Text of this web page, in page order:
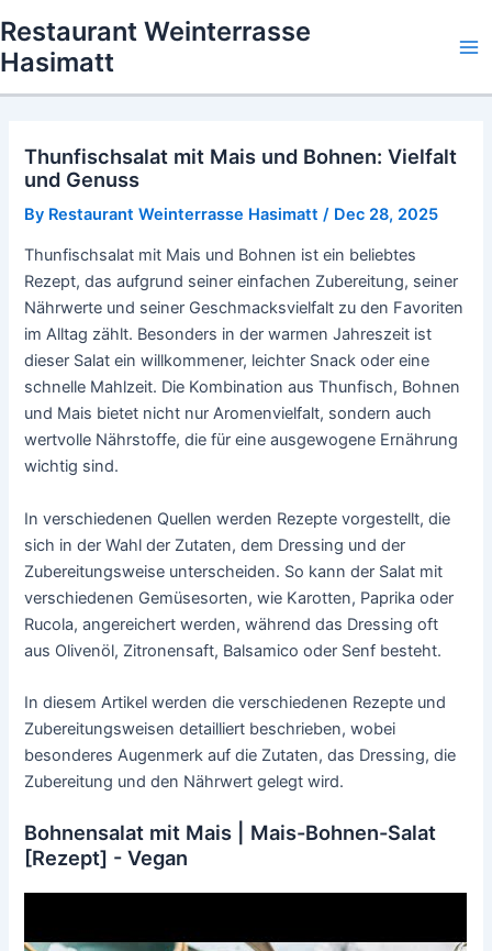
to
content
Restaurant Weinterrasse
Hasimatt
Thunfischsalat mit Mais und Bohnen: Vielfalt
und Genuss
By Restaurant Weinterrasse Hasimatt / Dec 28, 2025
Thunfischsalat mit Mais und Bohnen ist ein beliebtes
Rezept, das aufgrund seiner einfachen Zubereitung, seiner
Nährwerte und seiner Geschmacksvielfalt zu den Favoriten
im Alltag zählt. Besonders in der warmen Jahreszeit ist
dieser Salat ein willkommener, leichter Snack oder eine
schnelle Mahlzeit. Die Kombination aus Thunfisch, Bohnen
und Mais bietet nicht nur Aromenvielfalt, sondern auch
wertvolle Nährstoffe, die für eine ausgewogene Ernährung
wichtig sind.
In verschiedenen Quellen werden Rezepte vorgestellt, die
sich in der Wahl der Zutaten, dem Dressing und der
Zubereitungsweise unterscheiden. So kann der Salat mit
verschiedenen Gemüsesorten, wie Karotten, Paprika oder
Rucola, angereichert werden, während das Dressing oft
aus Olivenöl, Zitronensaft, Balsamico oder Senf besteht.
In diesem Artikel werden die verschiedenen Rezepte und
Zubereitungsweisen detailliert beschrieben, wobei
besonderes Augenmerk auf die Zutaten, das Dressing, die
Zubereitung und den Nährwert gelegt wird.
Bohnensalat mit Mais | Mais-Bohnen-Salat
[Rezept] - Vegan